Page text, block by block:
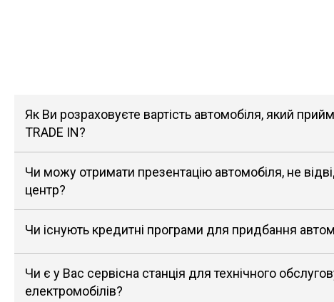
Як Ви розраховуєте вартість автомобіля, який
TRADE IN?
Чи можу отримати презентацію автомобіля, не
центр?
Чи існують кредитні програми для придбання
Чи є у Вас сервісна станція для технічного
електромобілів?